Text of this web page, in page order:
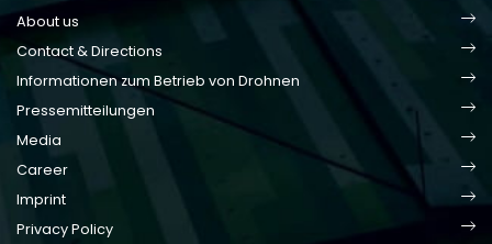
About us
Contact & Directions
Informationen zum Betrieb von Drohnen
Pressemitteilungen
Media
Career
Imprint
Privacy Policy